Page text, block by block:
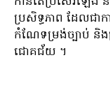
ប្រសិទ្ធភាព ដែលជា
កំណែទម្រង់ច្បាប់ និង
ជោគជ័យ ។